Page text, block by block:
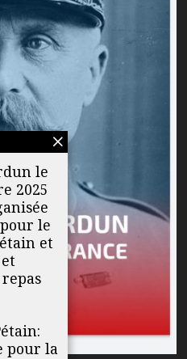
le
2025
pour le
et
pour la